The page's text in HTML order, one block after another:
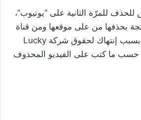
للحذف للمرّة الثانية على “يوتيوب”،
بحذفها من على موقعها ومن قناة
رمضان في “يوتيوب” بسبب إنتهاك لحقوق شركة Lucky
Light Movie Music حسب ما كتب على الفيديو المحذوف